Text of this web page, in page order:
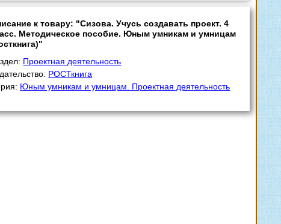
к товару: "Сизова. Учусь создавать проект. 4
Методическое пособие. Юным умникам и умницам
Проектная деятельность
РОСТкнига
Юным умникам и умницам. Проектная деятельность